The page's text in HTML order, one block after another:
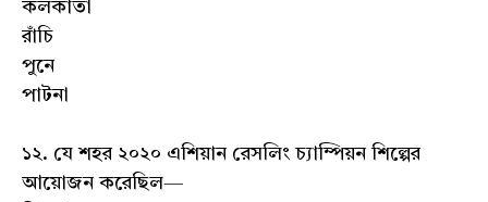
কলকাতা
রাঁচি
পুনে
পাটনা
১২. যে শহর ২০২০ এশিয়ান রেসলিং চ্যাম্পিয়ন শিল্পের
আয়োজন করেছিল—